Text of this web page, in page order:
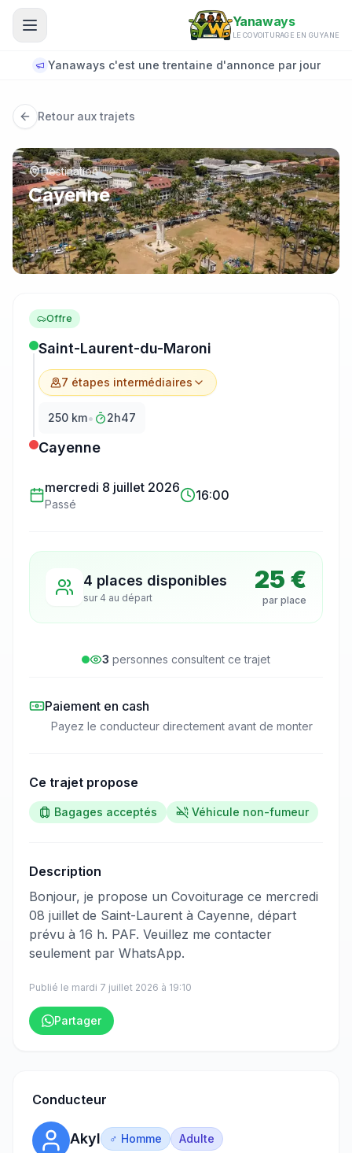
Aller au contenu principal
Yanaways
LE COVOITURAGE EN GUYANE
Yanaways c'est une trentaine d'annonce par jour
Retour aux trajets
Destination
Cayenne
Offre
Saint-Laurent-du-Maroni
7 étapes intermédiaires
250 km• 2h47
Cayenne
mercredi 8 juillet 2026
Passé
16:00
4 places disponibles
sur 4 au départ
25 €
par place
3 personnes consultent ce trajet
Paiement en cash
Payez le conducteur directement avant de monter
Ce trajet propose
Bagages acceptés Véhicule non-fumeur
Description
​‌​‍​‌‌​​​‌‌​‌‌​‌‌​‌​‌‌‌​​‌​​‌‌​​​‌​​​‌‌​‌‌‌​‌‌​​‌​​​‌‌​‌‌​‌​‌‌​‌​​‌​‌‌​‌‌​​​​‌‌​​​​​​‌‌​​​​​​‌‌​​​‌​‌‌​‌‌​‌​‌‌​‌​‌​​‌‌‌‌​​​​​‌‌​​​​​​‌‌​‌​​​‌‌‌​​​‌​​‌‌​‌‌‌​‌‌​‌‌‌​​‌‌​‌‌​‌​‌‌​‌‌​​​‌‌​​​​‌​‌‌​​‌‌​​​‌‌​​‌​‍Bonjour, je propose un Covoiturage ce mercredi
08 juillet de Saint-Laurent à Cayenne, départ
prévu à 16 h. PAF. Veuillez me contacter
seulement par WhatsApp.
Publié le mardi 7 juillet 2026 à 19:10
Partager
Conducteur
Akyl ♂ Homme Adulte